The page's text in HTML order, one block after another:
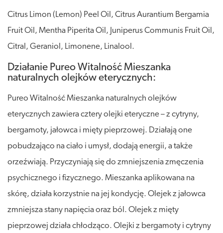
Citrus Limon (Lemon) Peel Oil, Citrus Aurantium Bergamia
Fruit Oil, Mentha Piperita Oil, Juniperus Communis Fruit Oil,
Citral, Geraniol, Limonene, Linalool.
Działanie Pureo Witalność Mieszanka
naturalnych olejków eterycznych:
Pureo Witalność Mieszanka naturalnych olejków
eterycznych zawiera cztery olejki eteryczne – z cytryny,
bergamoty, jałowca i mięty pieprzowej. Działają one
pobudzająco na ciało i umysł, dodają energii, a także
orzeźwiają. Przyczyniają się do zmniejszenia zmęczenia
psychicznego i fizycznego. Mieszanka aplikowana na
skórę, działa korzystnie na jej kondycję. Olejek z jałowca
zmniejsza stany napięcia oraz ból. Olejek z mięty
pieprzowej działa chłodząco. Olejki z bergamoty i cytryny